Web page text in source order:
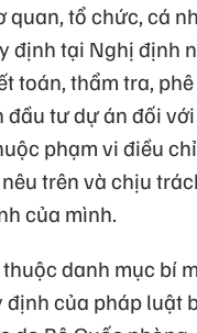
quan, tổ chức, cá
định tại Nghị định
toán, thẩm tra,
đầu tư dự án đối
phạm vi điều
trên và chịu
của mình.
thuộc danh mục bí
định của pháp luật